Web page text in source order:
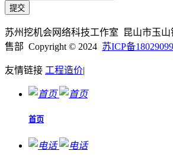
苏州挖机会网络科技工作室 昆山市玉
售部 Copyright © 2024 苏ICP备
友情链接 工程造价|
首页